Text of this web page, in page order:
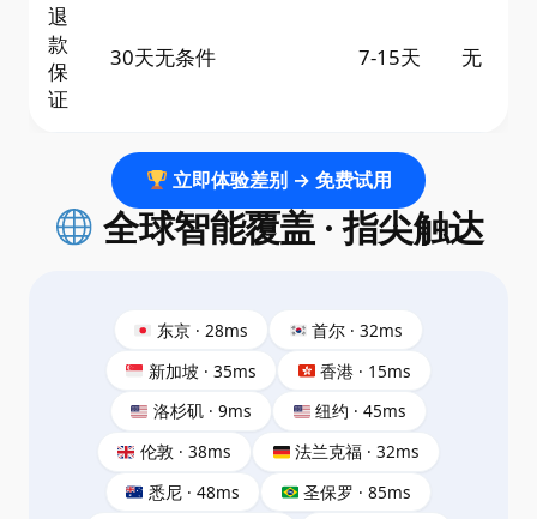
退
款
保
证
30天无条件 7-15天 无
立即体验差别 → 免费试用
全球智能覆盖 · 指尖触达
东京 · 28ms
首尔 · 32ms
新加坡 · 35ms
香港 · 15ms
洛杉矶 · 9ms
纽约 · 45ms
伦敦 · 38ms
法兰克福 · 32ms
悉尼 · 48ms
圣保罗 · 85ms